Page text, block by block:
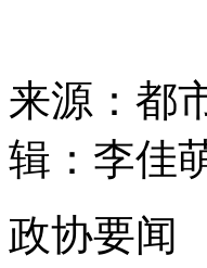
来源：都
辑：李佳
政协要闻